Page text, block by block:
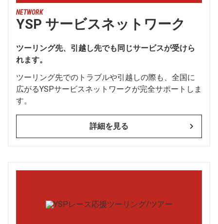
NETWORK
YSP サービスネットワーク
ツーリング先、引越し先でも同じサービスが受けら
れます。
ツーリング先でのトラブルや引越しの際も、全国に
広がるYSPサービスネットワークが完全サポートしま
す。
詳細を見る